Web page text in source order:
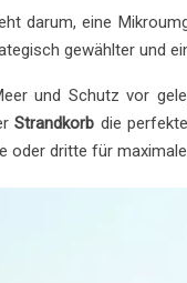
darum, eine
gewählter und
und Schutz vor
Strandkorb die
oder dritte für